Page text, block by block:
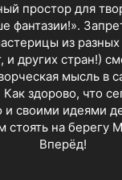
простор для
фантазии!».
из
других стран!)
мысль в
Как здорово, что
своими идеями
стоять на берегу
Вперёд!